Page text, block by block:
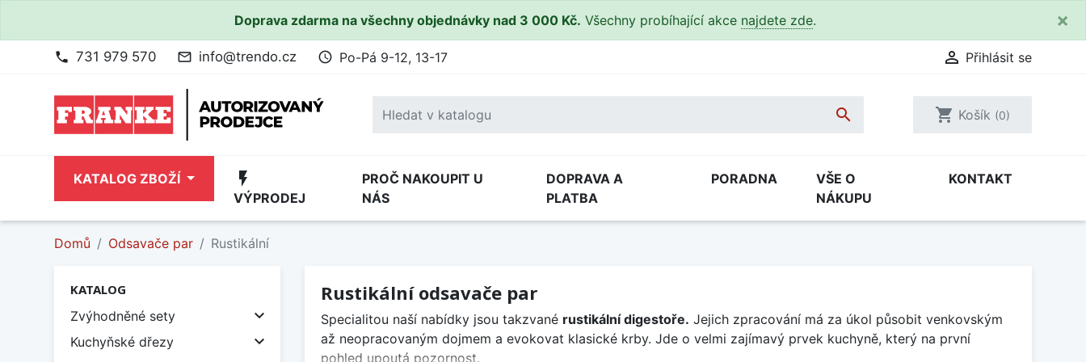
Doprava zdarma na všechny objednávky nad 3 000 Kč. Všechny probíhající akce najdete zde. ×
phone 731 979 570 mail_outline info@trendo.cz access_time Po-Pá 9-12, 13-17  Přihlásit se
 shopping_cart Košík (0)
KATALOG ZBOŽÍ flash_on
VÝPRODEJ
PROČ NAKOUPIT U
NÁS
DOPRAVA A
PLATBA
PORADNA
VŠE O
NÁKUPU
KONTAKT
Domů Odsavače par Rustikální
KATALOG
Zvýhodněné sety

Kuchyňské dřezy 
Rustikální odsavače par
Specialitou naší nabídky jsou takzvané rustikální digestoře. Jejich zpracování má za úkol působit venkovským
až neopracovaným dojmem a evokovat klasické krby. Jde o velmi zajímavý prvek kuchyně, který na první
pohled upoutá pozornost.